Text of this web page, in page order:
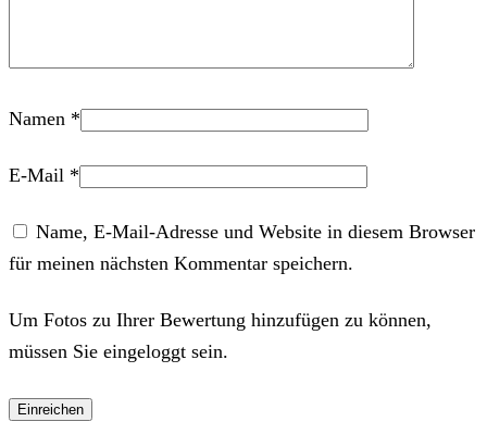
Namen *
E-Mail *
Name, E-Mail-Adresse und Website in diesem Browser
für meinen nächsten Kommentar speichern.
Um Fotos zu Ihrer Bewertung hinzufügen zu können,
müssen Sie eingeloggt sein.